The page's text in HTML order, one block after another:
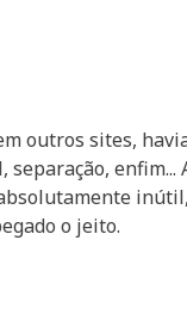
outros sites,
o jeito.